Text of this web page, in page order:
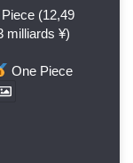
(12,49
milliards ¥)
One Piece